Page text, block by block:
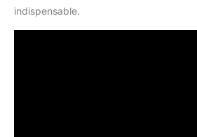
indispensable.